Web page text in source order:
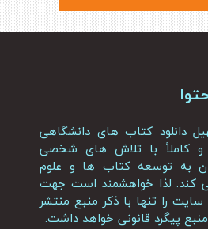
دانلود کتاب های دانشگاهی
کاملاً با تلاش های شخصی
به توسعه کتاب ها و علوم
کند. لذا خواهشمند است جهت
را تنها با ذکر منبع منتشر
پیگرد قانونی خواهد داشت.